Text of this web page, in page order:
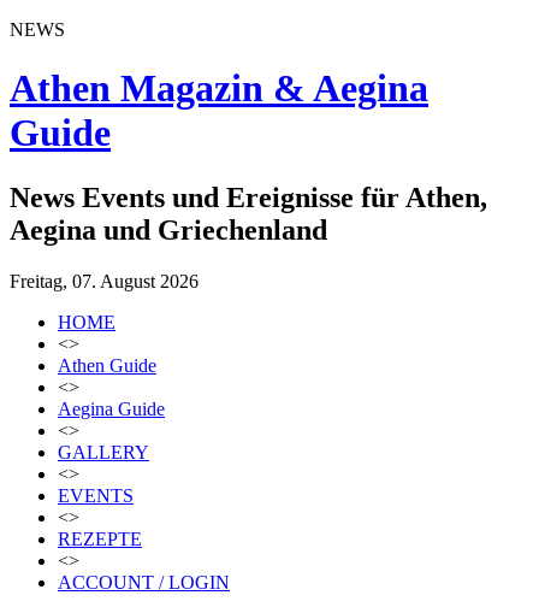
NEWS
Athen Magazin & Aegina
Guide
News Events und Ereignisse für Athen,
Aegina und Griechenland
Freitag, 07. August 2026
HOME
<>
Athen Guide
<>
Aegina Guide
<>
GALLERY
<>
EVENTS
<>
REZEPTE
<>
ACCOUNT / LOGIN